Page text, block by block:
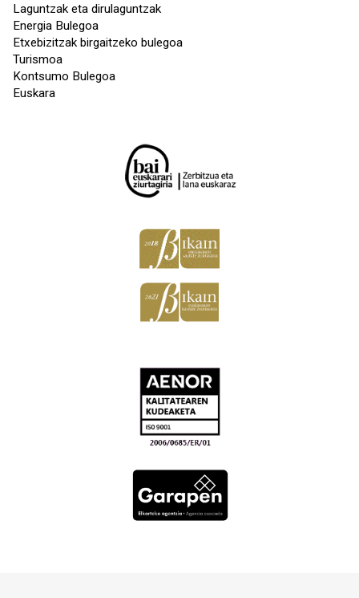
Laguntzak eta dirulaguntzak
Energia Bulegoa
Etxebizitzak birgaitzeko bulegoa
Turismoa
Kontsumo Bulegoa
Euskara